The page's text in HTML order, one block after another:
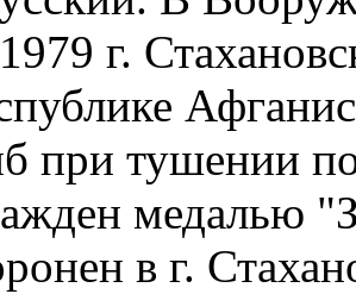
г.
при тушении
медалью
в г.